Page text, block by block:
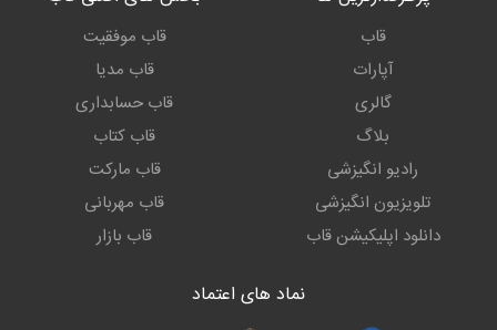
قاب
آپارات
گالری
بلاگ
رادیو انگیزشی
تلویزیون انگیزشی
دانلود اپلیکیشن قاب
قاب موفقیت
قاب مدیا
قاب حسابداری
قاب کتاب
قاب مارکت
قاب مهربانی
قاب بازار
نماد های اعتماد